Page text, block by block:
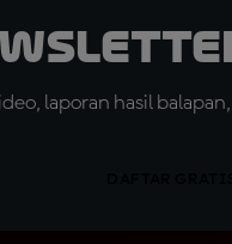
laporan hasil